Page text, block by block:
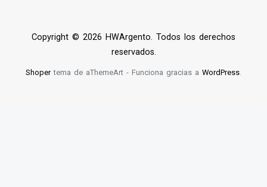
Copyright © 2026 HWArgento. Todos los derechos
reservados.
Shopertema de aThemeArt - Funciona gracias a WordPress.